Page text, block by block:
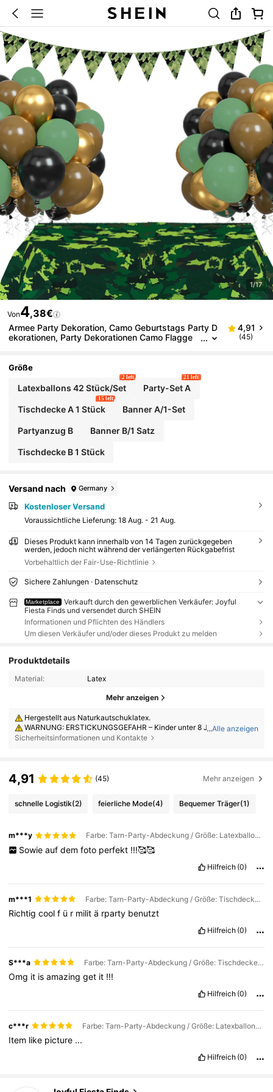
1/17
Von4,38€
Armee Party Dekoration, Camo Geburtstags Party D
ekorationen, Party Dekorationen Camo Flagge
Armee Thema Party Dschungel Camping Dekoration
4,91
(45)
Größe
Latexballons 42 Stück/Set
2 left
Party-Set A
21 left
Tischdecke A 1 Stück
15 left
Banner A/1-Set
Partyanzug B Banner B/1 Satz
Tischdecke B 1 Stück
Versand nach Germany
Kostenloser Versand
Voraussichtliche Lieferung: 18 Aug. - 21 Aug.
Dieses Produkt kann innerhalb von 14 Tagen zurückgegeben
werden, jedoch nicht während der verlängerten Rückgabefrist
Vorbehaltlich der Fair-Use-Richtlinie
Sichere Zahlungen · Datenschutz
Marketplace
Verkauft durch den gewerblichen Verkäufer: Joyful
Fiesta Finds und versendet durch SHEIN
Informationen und Pflichten des Händlers
Um diesen Verkäufer und/oder dieses Produkt zu melden
Produktdetails
Material: Latex
Mehr anzeigen
Hergestellt aus Naturkautschuklatex.
WARNUNG: ERSTICKUNGSGEFAHR – Kinder unter 8 Jahren können
an nicht aufgeblasenen oder geplatzten Ballons ersticken. Aufsicht dur
...Alle anzeigen
Sicherheitsinformationen und Kontakte
4,91 (45) Mehr anzeigen
schnelle Logistik(2) feierliche Mode(4) Bequemer Träger(1)
m***y Farbe: Tarn-Party-Abdeckung / Größe: Latexballons 42 Stück/Set
Sowie auf dem foto perfekt !!!🥰🥰
Hilfreich (0)
m***1 Farbe: Tarn-Party-Abdeckung / Größe: Tischdecke B 1 Stück
Richtigcoolf ü r militä rparty benutzt
Hilfreich (0)
S***a Farbe: Tarn-Party-Abdeckung / Größe: Tischdecke B 1 Stück
Omg it isamazingget it !!!
Hilfreich (0)
c***r Farbe: Tarn-Party-Abdeckung / Größe: Latexballons 42 Stück/Set
Item like picture ...
Hilfreich (0)